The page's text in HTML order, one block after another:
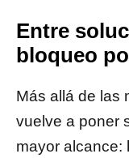
Entre
bloqueo
Más allá de las
vuelve a poner
mayor alcance: